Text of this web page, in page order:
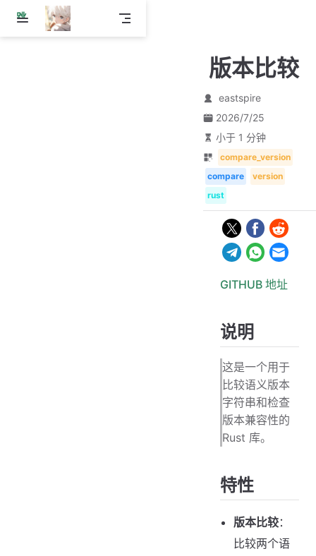
跳
版本比较
eastspire
2026/7/25
小于 1 分钟
compare_version
compare
version
rust
GITHUB 地址
说明
这是一个用于
比较语义版本
字符串和检查
版本兼容性的
Rust 库。
特性
版本比较：
比较两个语